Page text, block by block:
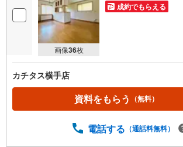
画像36枚
成約でもらえる
カチタス横手店
資料をもらう （無料）
電話する （通話料無料）